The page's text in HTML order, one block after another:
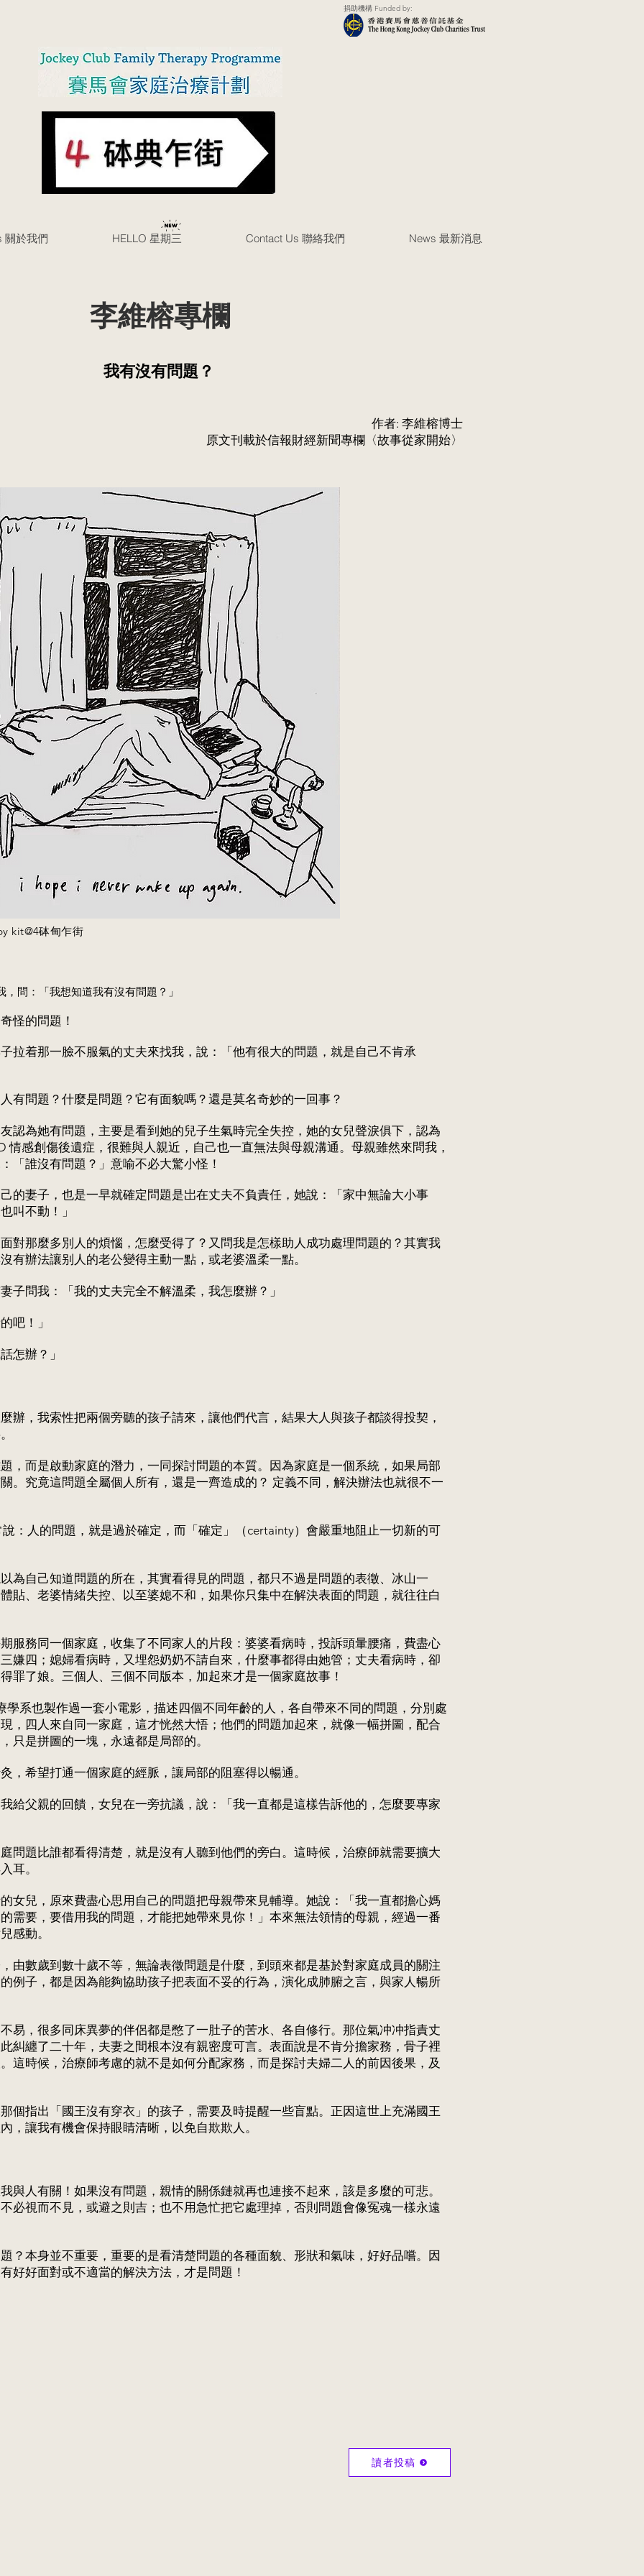
捐助機構 Funded by:
關於我們 HELLO 星期三 Contact Us 聯絡我們 News 最新消息
李維榕專欄
我有沒有問題？
作者: 李維榕博士
原文刊載於信報財經新聞專欄〈故事從家開始〉
kit@4砵甸乍街
問：「我想知道我有沒有問題？」
怪的問題！
拉着那一臉不服氣的丈夫來找我，說：「他有很大的問題，就是自己不肯承
有問題？什麼是問題？它有面貌嗎？還是莫名奇妙的一回事？
認為她有問題，主要是看到她的兒子生氣時完全失控，她的女兒聲淚俱下，認為
情感創傷後遺症，很難與人親近，自己也一直無法與母親溝通。母親雖然來問我，
「誰沒有問題？」意喻不必大驚小怪！
的妻子，也是一早就確定問題是岀在丈夫不負責任，她說：「家中無論大小事
叫不動！」
對那麼多別人的煩惱，怎麼受得了？又問我是怎樣助人成功處理問題的？其實我
有辦法讓别人的老公變得主動一點，或老婆溫柔一點。
子問我：「我的丈夫完全不解溫柔，我怎麼辦？」
吧！」
怎辦？」
辦，我索性把兩個旁聽的孩子請來，讓他們代言，結果大人與孩子都談得投契，
，而是啟動家庭的潛力，一同探討問題的本質。因為家庭是一個系統，如果局部
。究竟這問題全屬個人所有，還是一齊造成的？ 定義不同，解決辦法也就很不一
：人的問題，就是過於確定，而「確定」（certainty）會嚴重地阻止一切新的可
為自己知道問題的所在，其實看得見的問題，都只不過是問題的表徵、冰山一
貼、老婆情緒失控、以至婆媳不和，如果你只集中在解決表面的問題，就往往白
服務同一個家庭，收集了不同家人的片段：婆婆看病時，投訴頭暈腰痛，費盡心
嫌四；媳婦看病時，又埋怨奶奶不請自來，什麼事都得由她管；丈夫看病時，卻
罪了娘。三個人、三個不同版本，加起來才是一個家庭故事！
學系也製作過一套小電影，描述四個不同年齡的人，各自帶來不同的問題，分別處
，四人來自同一家庭，這才恍然大悟；他們的問題加起來，就像一幅拼圖，配合
只是拼圖的一塊，永遠都是局部的。
，希望打通一個家庭的經脈，讓局部的阻塞得以暢通。
給父親的回饋，女兒在一旁抗議，說：「我一直都是這樣告訴他的，怎麼要專家
問題比誰都看得清楚，就是沒有人聽到他們的旁白。這時候，治療師就需要擴大
耳。
女兒，原來費盡心思用自己的問題把母親帶來見輔導。她說：「我一直都擔心媽
需要，要借用我的問題，才能把她帶來見你！」本來無法領情的母親，經過一番
感動。
由數歲到數十歲不等，無論表徵問題是什麼，到頭來都是基於對家庭成員的關注
例子，都是因為能夠協助孩子把表面不妥的行為，演化成肺腑之言，與家人暢所
易，很多同床異夢的伴侶都是憋了一肚子的苦水、各自修行。那位氣冲冲指責丈
糾纏了二十年，夫妻之間根本沒有親密度可言。表面說是不肯分擔家務，骨子裡
這時候，治療師考慮的就不是如何分配家務，而是探討夫婦二人的前因後果，及
個指出「國王沒有穿衣」的孩子，需要及時提醒一些盲點。正因這世上充滿國王
，讓我有機會保持眼睛清晰，以免自欺欺人。
與人有關！如果沒有問題，親情的關係鏈就再也連接不起來，該是多麼的可悲。
必視而不見，或避之則吉；也不用急忙把它處理掉，否則問題會像冤魂一樣永遠
？本身並不重要，重要的是看清楚問題的各種面貌、形狀和氣味，好好品嚐。因
好好面對或不適當的解決方法，才是問題！
讀者投稿